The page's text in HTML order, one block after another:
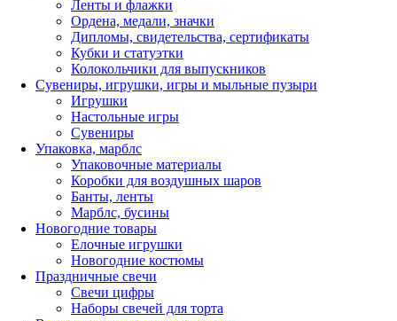
Ленты и флажки
Ордена, медали, значки
Дипломы, свидетельства, сертификаты
Кубки и статуэтки
Колокольчики для выпускников
Сувениры, игрушки, игры и мыльные пузыри
Игрушки
Настольные игры
Сувениры
Упаковка, марблс
Упаковочные материалы
Коробки для воздушных шаров
Банты, ленты
Марблс, бусины
Новогодние товары
Елочные игрушки
Новогодние костюмы
Праздничные свечи
Свечи цифры
Наборы свечей для торта